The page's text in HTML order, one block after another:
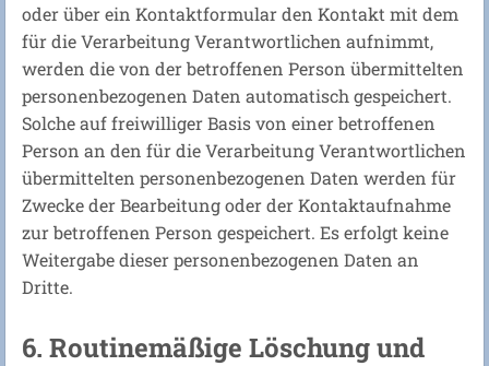
oder über ein Kontaktformular den Kontakt mit dem
für die Verarbeitung Verantwortlichen aufnimmt,
werden die von der betroffenen Person übermittelten
personenbezogenen Daten automatisch gespeichert.
Solche auf freiwilliger Basis von einer betroffenen
Person an den für die Verarbeitung Verantwortlichen
übermittelten personenbezogenen Daten werden für
Zwecke der Bearbeitung oder der Kontaktaufnahme
zur betroffenen Person gespeichert. Es erfolgt keine
Weitergabe dieser personenbezogenen Daten an
Dritte.
6. Routinemäßige Löschung und